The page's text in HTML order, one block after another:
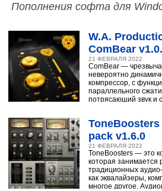
Пополнения софта для
W.A.
ComBear
21 ФЕВРАЛЯ 2022
ComBear —
невероятно
компрессор, с
параллельного
потрясающий звук и
pack v1.6.0
21 ФЕВРАЛЯ 2022
ToneBoosters — это
которая занимается
традиционных
как эквалайзеры,
многое другое.